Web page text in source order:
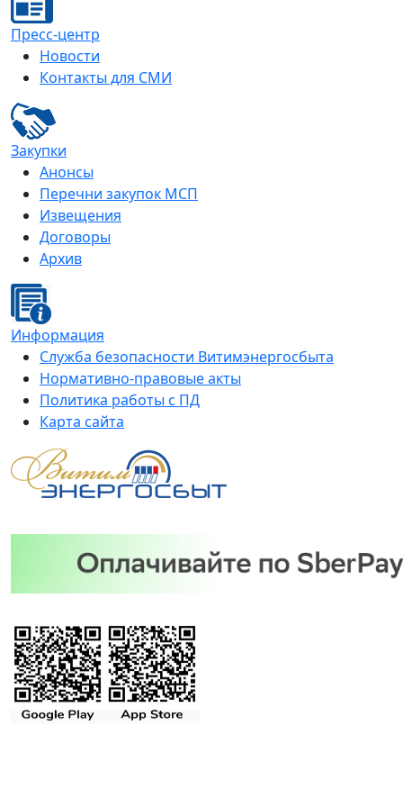
Пресс-центр
Новости
Контакты для СМИ
Закупки
Анонсы
Перечни закупок МСП
Извещения
Договоры
Архив
Информация
Служба безопасности Витимэнергосбыта
Нормативно-правовые акты
Политика работы с ПД
Карта сайта